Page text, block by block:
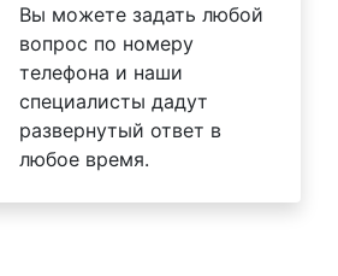
Вы можете задать любой
вопрос по номеру
телефона и наши
специалисты дадут
развернутый ответ в
любое время.